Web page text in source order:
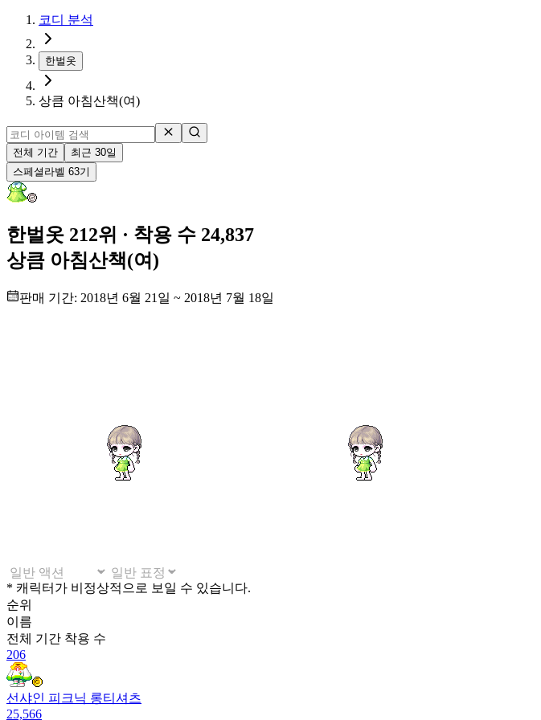
코디 분석
한벌옷
상큼 아침산책(여)
전체 기간
최근 30일
스페셜 라벨 63기
한벌옷 212위 · 착용 수 24,837
상큼 아침산책(여)
판매 기간: 2018년 6월 21일 ~ 2018년 7월 18일
* 캐릭터가 비정상적으로 보일 수 있습니다.
순위
이름
전체 기간 착용 수
206
선샤인 피크닉 롱티셔츠
25,566